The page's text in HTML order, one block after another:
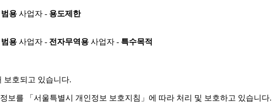
범용 사업자 - 용도제한
범용 사업자 - 전자무역용 사업자 - 특수목적
보호되고 있습니다.
보를 「서울특별시 개인정보 보호지침」에 따라 처리 및 보호하고 있습니다.